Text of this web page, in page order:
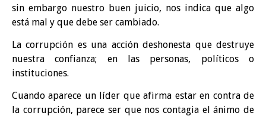
sin embargo nuestro buen juicio, nos indica que algo
está mal y que debe ser cambiado.
La corrupción es una acción deshonesta que destruye
nuestra confianza; en las personas, políticos o
instituciones.
Cuando aparece un líder que afirma estar en contra de
la corrupción, parece ser que nos contagia el ánimo de